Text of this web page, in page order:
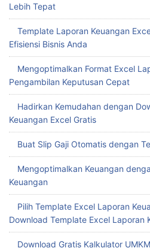
Lebih Tepat
Template Laporan Keuangan
Efisiensi Bisnis Anda
Mengoptimalkan Format Excel
Pengambilan Keputusan Cepat
Hadirkan Kemudahan dengan
Keuangan Excel Gratis
Buat Slip Gaji Otomatis dengan
Mengoptimalkan Keuangan
Keuangan
Pilih Template Excel Laporan
Download Template Excel Laporan
Download Gratis Kalkulator